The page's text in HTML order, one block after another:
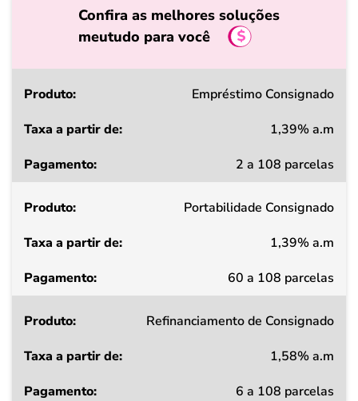
Confira as melhores soluções
meutudo para você
Produto
a
de
Pagamento
Empréstimo Consignado
1,39% a.m
2 a 108 parcelas
Portabilidade Consignado
1,39% a.m
60 a 108 parcelas
Refinanciamento de Consignado
1,58% a.m
6 a 108 parcelas